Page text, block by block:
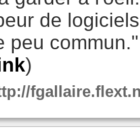
de
peu commun."
)